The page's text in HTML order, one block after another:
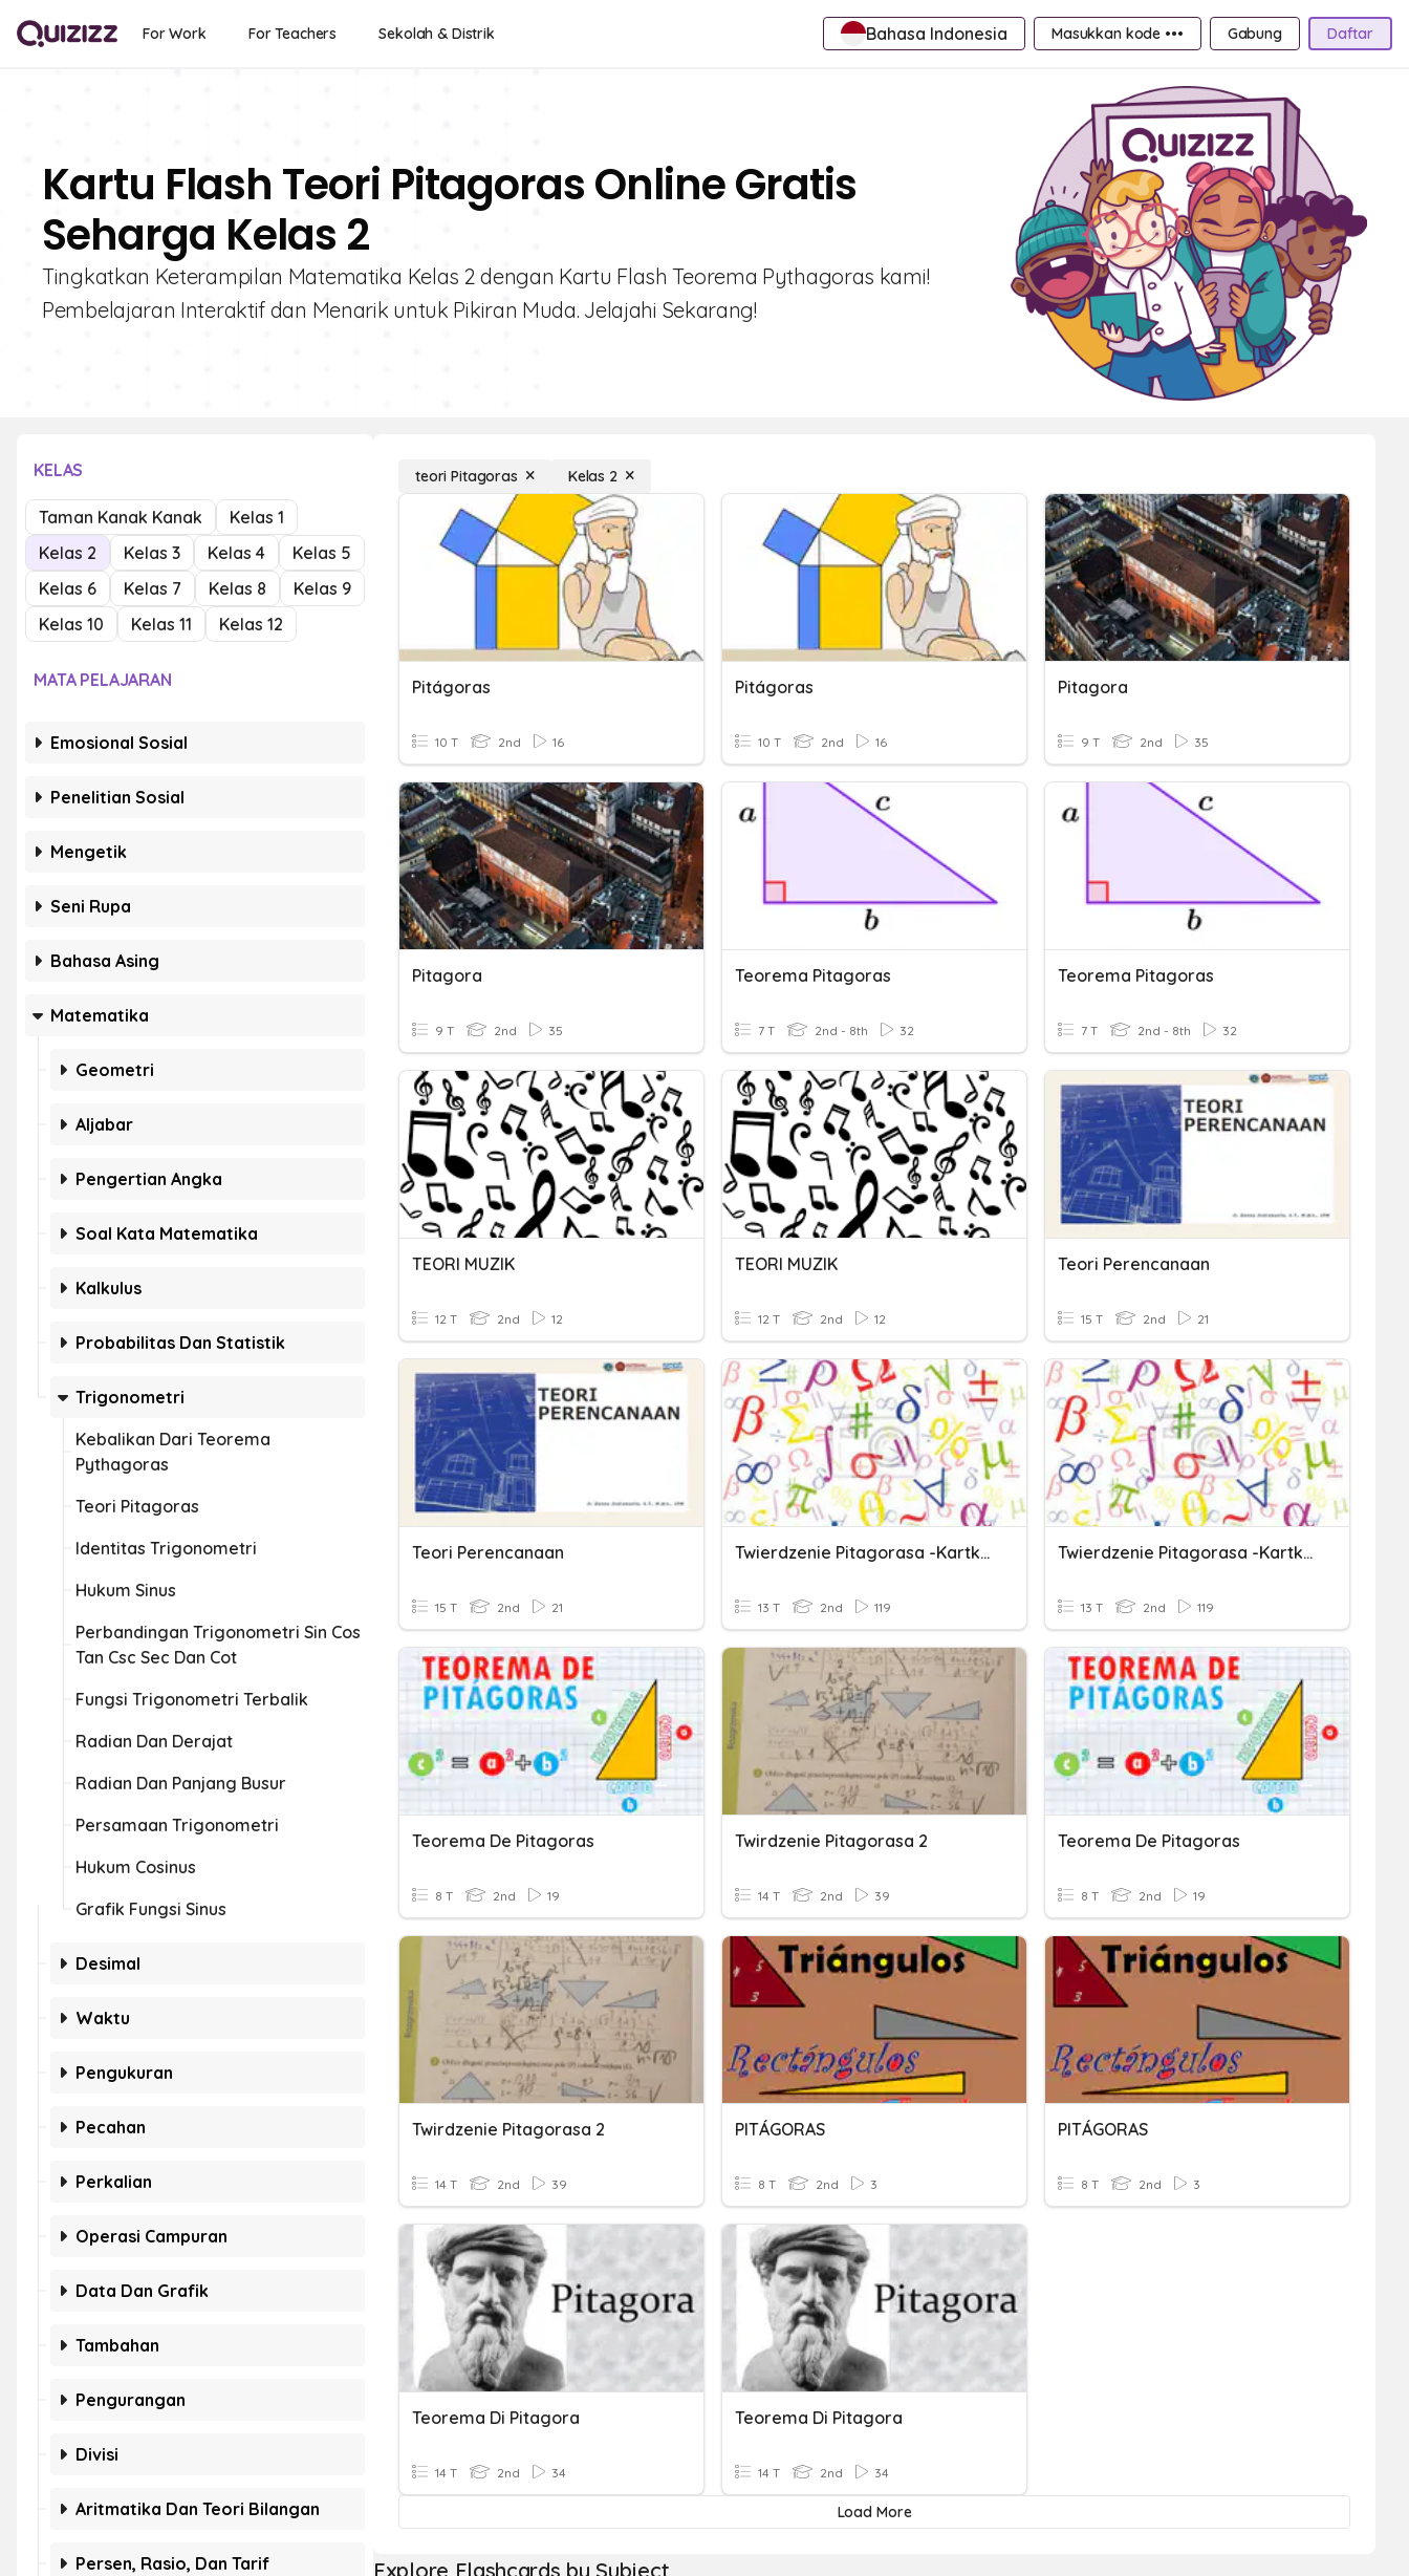
For Work For Teachers Sekolah & Distrik Bahasa Indonesia Masukkan kode ••• Gabung Daftar
Kartu Flash Teori Pitagoras Online Gratis
Seharga Kelas 2
Tingkatkan Keterampilan Matematika Kelas 2 dengan Kartu Flash Teorema Pythagoras kami!
Pembelajaran Interaktif dan Menarik untuk Pikiran Muda. Jelajahi Sekarang!
KELAS
Taman Kanak Kanak
Kelas 1
Kelas 2
Kelas 3 Kelas 4
Kelas 5
Kelas 6
Kelas 7 Kelas 8
Kelas 9
Kelas 10
Kelas 11 Kelas 12
MATA PELAJARAN
Emosional Sosial
Penelitian Sosial
Mengetik
Seni Rupa
Bahasa Asing
Matematika
Geometri
Aljabar
Pengertian Angka
Soal Kata Matematika
Kalkulus
Probabilitas Dan Statistik
Trigonometri
Kebalikan Dari Teorema
Pythagoras
Teori Pitagoras
Identitas Trigonometri
Hukum Sinus
Perbandingan Trigonometri Sin Cos
Tan Csc Sec Dan Cot
Fungsi Trigonometri Terbalik
Radian Dan Derajat
Radian Dan Panjang Busur
Persamaan Trigonometri
Hukum Cosinus
Grafik Fungsi Sinus
Desimal
Waktu
Pengukuran
Pecahan
Perkalian
Operasi Campuran
Data Dan Grafik
Tambahan
Pengurangan
Divisi
Aritmatika Dan Teori Bilangan
Persen, Rasio, Dan Tarif
teori Pitagoras Kelas 2
Pitágoras
10 T 2nd 16
Pitágoras
10 T 2nd 16
Pitagora
9 T 2nd 35
Pitagora
9 T 2nd 35
Teorema Pitagoras
7 T 2nd - 8th 32
Teorema Pitagoras
7 T 2nd - 8th 32
TEORI MUZIK
12 T 2nd 12
TEORI MUZIK
12 T 2nd 12
Teori Perencanaan
15 T 2nd 21
Teori Perencanaan
15 T 2nd 21
Twierdzenie Pitagorasa -kartkówka
13 T 2nd 119
Twierdzenie Pitagorasa -kartkówka
13 T 2nd 119
Teorema De Pitagoras
8 T 2nd 19
Twirdzenie Pitagorasa 2
14 T 2nd 39
Teorema De Pitagoras
8 T 2nd 19
Twirdzenie Pitagorasa 2
14 T 2nd 39
PITÁGORAS
8 T 2nd 3
PITÁGORAS
8 T 2nd 3
Teorema Di Pitagora
14 T 2nd 34
Teorema Di Pitagora
14 T 2nd 34
Load More
Explore Flashcards by Subject